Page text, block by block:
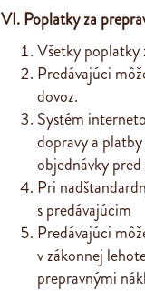
VI. Poplatky za
Všetky poplatky
Predávajúci
dovoz.
Systém
dopravy a
objednávky
Pri
s predávajúcim
Predávajúci
v zákonnej
prepravnými